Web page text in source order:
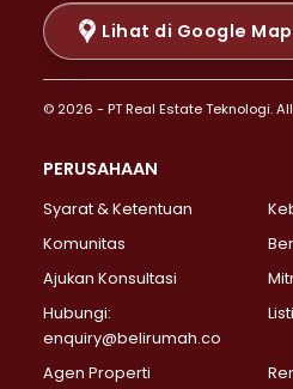
Properti Dijual di Kramat >
Properti Dijual di Pasar Baru >
Properti Dijual di Bendungan
Properti Dijual di Jakarta
Properti Dijual di Lebak Bulus >
Properti Dijual di Gandaria
Properti Dijual di Pondok Labu >
Properti Dijual di Lenteng Agung
Properti Dijual di Senayan >
Properti Dijual di Pondok Pinang
Lihat di Google
© 2026 - PT Real Estate Teknologi.
PERUSAHAAN
Syarat & Ketentuan
Komunitas
Ajukan Konsultasi
Hubungi:
enquiry@belirumah.co
Agen Properti